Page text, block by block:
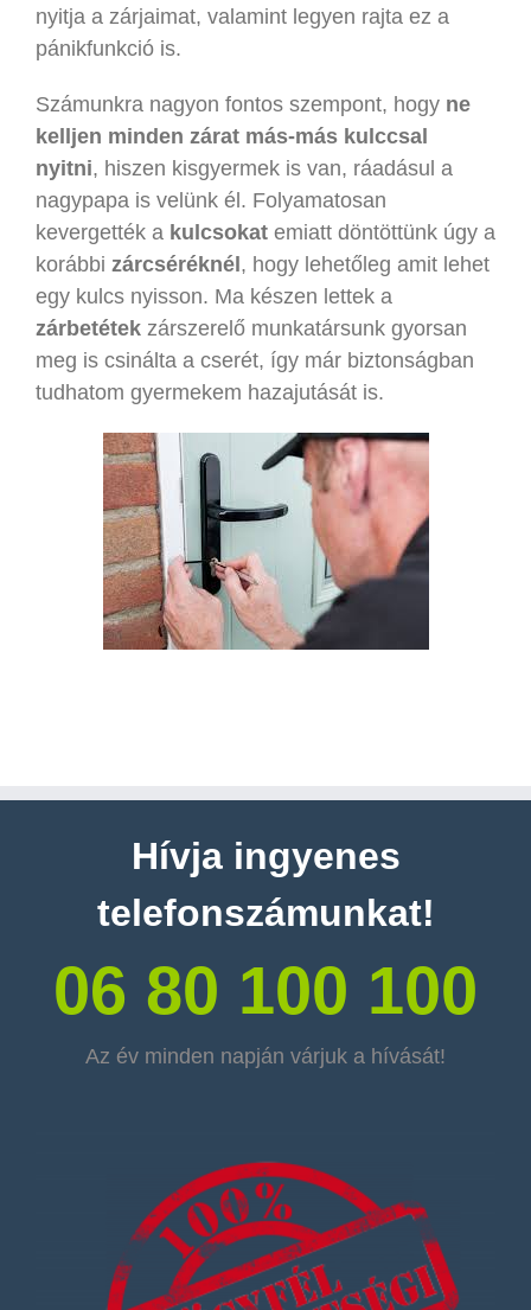
nyitja a zárjaimat, valamint legyen rajta ez a
pánikfunkció is.
Számunkra nagyon fontos szempont, hogy ne
kelljen minden zárat más-más kulccsal
nyitni, hiszen kisgyermek is van, ráadásul a
nagypapa is velünk él. Folyamatosan
kevergették a kulcsokat emiatt döntöttünk úgy a
korábbi zárcséréknél , hogy lehetőleg amit lehet
egy kulcs nyisson. Ma készen lettek a
zárbetétek zárszerelő munkatársunk gyorsan
meg is csinálta a cserét, így már biztonságban
tudhatom gyermekem hazajutását is.
Hívja ingyenes
telefonszámunkat!
06 80 100 100
Az év minden napján várjuk a hívását!